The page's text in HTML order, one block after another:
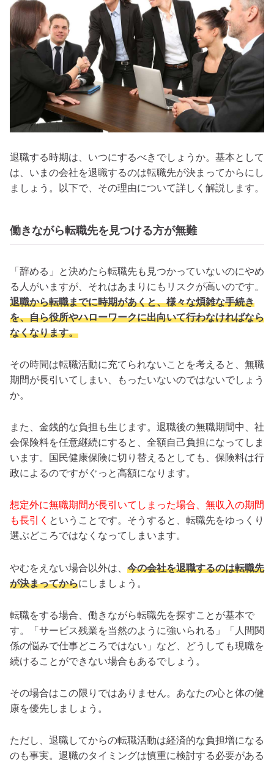
退職する時期は、いつにするべきでしょうか。基本として
は、いまの会社を退職するのは転職先が決まってからにし
ましょう。以下で、その理由について詳しく解説します。
働きながら転職先を見つける方が無難
「辞める」と決めたら転職先も見つかっていないのにやめ
る人がいますが、それはあまりにもリスクが高いのです。
退職から転職までに時期があくと、様々な煩雑な手続き
を、自ら役所やハローワークに出向いて行わなければなら
なくなります。
その時間は転職活動に充てられないことを考えると、無職
期間が長引いてしまい、もったいないのではないでしょう
か。
また、金銭的な負担も生じます。退職後の無職期間中、社
会保険料を任意継続にすると、全額自己負担になってしま
います。国民健康保険に切り替えるとしても、保険料は行
政によるのですがぐっと高額になります。
想定外に無職期間が長引いてしまった場合、無収入の期間
も長引く ということです。そうすると、転職先をゆっくり
選ぶどころではなくなってしまいます。
やむをえない場合以外は、 今の会社を退職するのは転職先
が決まってからにしましょう。
転職をする場合、働きながら転職先を探すことが基本で
す。「サービス残業を当然のように強いられる」「人間関
係の悩みで仕事どころではない」など、どうしても現職を
続けることができない場合もあるでしょう。
その場合はこの限りではありません。あなたの心と体の健
康を優先しましょう。
ただし、退職してからの転職活動は経済的な負担増になる
のも事実。退職のタイミングは慎重に検討する必要がある